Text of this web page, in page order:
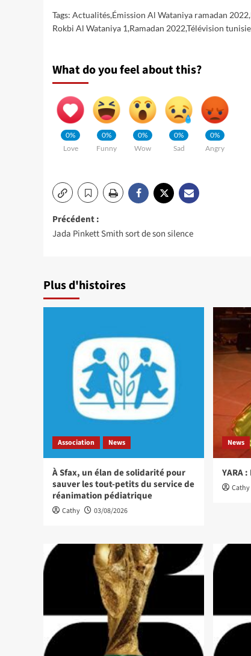
Tags: Actualités,Émission Al Wataniya ramadan 2022,
Rokbi Al Wataniya 1,Ramadan 2022,Télévision
What do you feel about this?
0%
Love
0%
Funny
0%
Wow
0%
Sad
0%
Angry
Navigation
Précédent :
Jada Pinkett Smith sort de son silence
Plus d'histoires
Association News
À Sfax, un élan de solidarité pour
sauver les tout-petits du service de
réanimation pédiatrique
Cathy 03/08/2026
News
YARA
Cathy